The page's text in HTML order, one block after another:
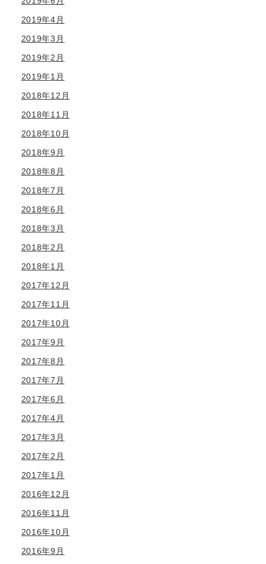
2019年4月
2019年3月
2019年2月
2019年1月
2018年12月
2018年11月
2018年10月
2018年9月
2018年8月
2018年7月
2018年6月
2018年3月
2018年2月
2018年1月
2017年12月
2017年11月
2017年10月
2017年9月
2017年8月
2017年7月
2017年6月
2017年4月
2017年3月
2017年2月
2017年1月
2016年12月
2016年11月
2016年10月
2016年9月